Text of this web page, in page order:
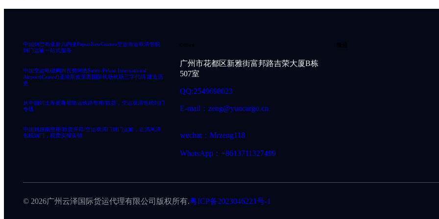
中国到巴布亚新几内亚PapuaNewGuinea空运海运双清包税
到门运输一站式服务
中国空运电磁阀到瓦努阿图Santo-Pekoa International
Airport(Ceased)圣埃斯皮里图国际机场机场三字代码 建造历
史
从中国到土库曼斯坦陆运铁路整柜/散货，空运双清包税到门
专线
中国到越南整柜/散货拼箱/空运双清门到门运输，正清灰清
包税到门，税费实报实销
广州市花都区新雅街富邦路吉荣大厦B栋
507室
QQ:2549698023
E-mail：zeng@yuncargo.cn
wechat：Mrzeng118
WhatsApp：+8613711327499
© 2026广州云泽国际货运代理有限公司版权所有.粤ICP备2023046221号-1